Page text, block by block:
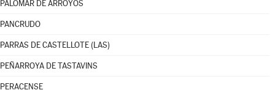
PALOMAR DE ARROYOS
PANCRUDO
PARRAS DE CASTELLOTE (LAS)
PEÑARROYA DE TASTAVINS
PERACENSE